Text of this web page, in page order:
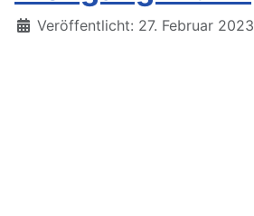
Details
Veröffentlicht: 27. Februar 2023